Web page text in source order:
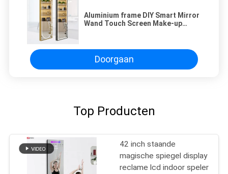
Aluminium frame DIY Smart Mirror
Wand Touch Screen Make-up
Doorgaan
Top Producten
42 inch staande
magische spiegel display
reclame lcd indoor speler